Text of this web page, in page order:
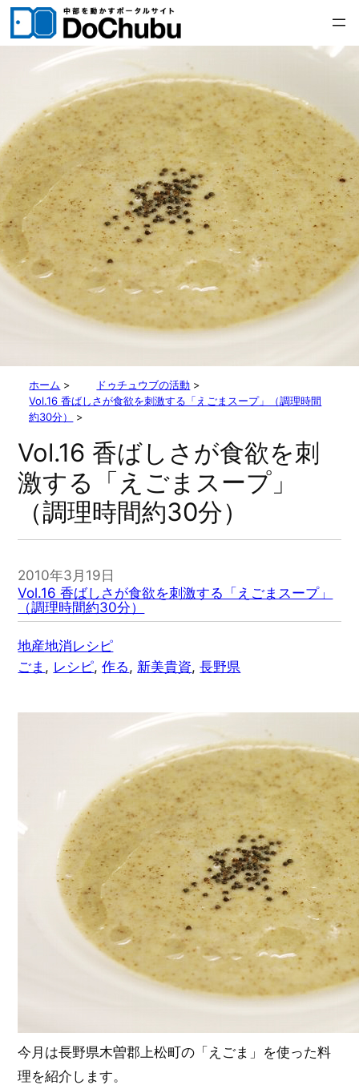
内
プ
ホーム > ドゥチュウブの活動 >
Vol.16 香ばしさが食欲を刺激する「えごまスープ」（調理時間
約30分）
>
Vol.16 香ばしさが食欲を刺
激する「えごまスープ」
（調理時間約30分）
2010年3月19日
Vol.16 香ばしさが食欲を刺激する「えごまスープ」
（調理時間約30分）
地産地消レシピ
ごま , レシピ, 作る, 新美貴資, 長野県
今月は長野県木曽郡上松町の「えごま」を使った料
理を紹介します。